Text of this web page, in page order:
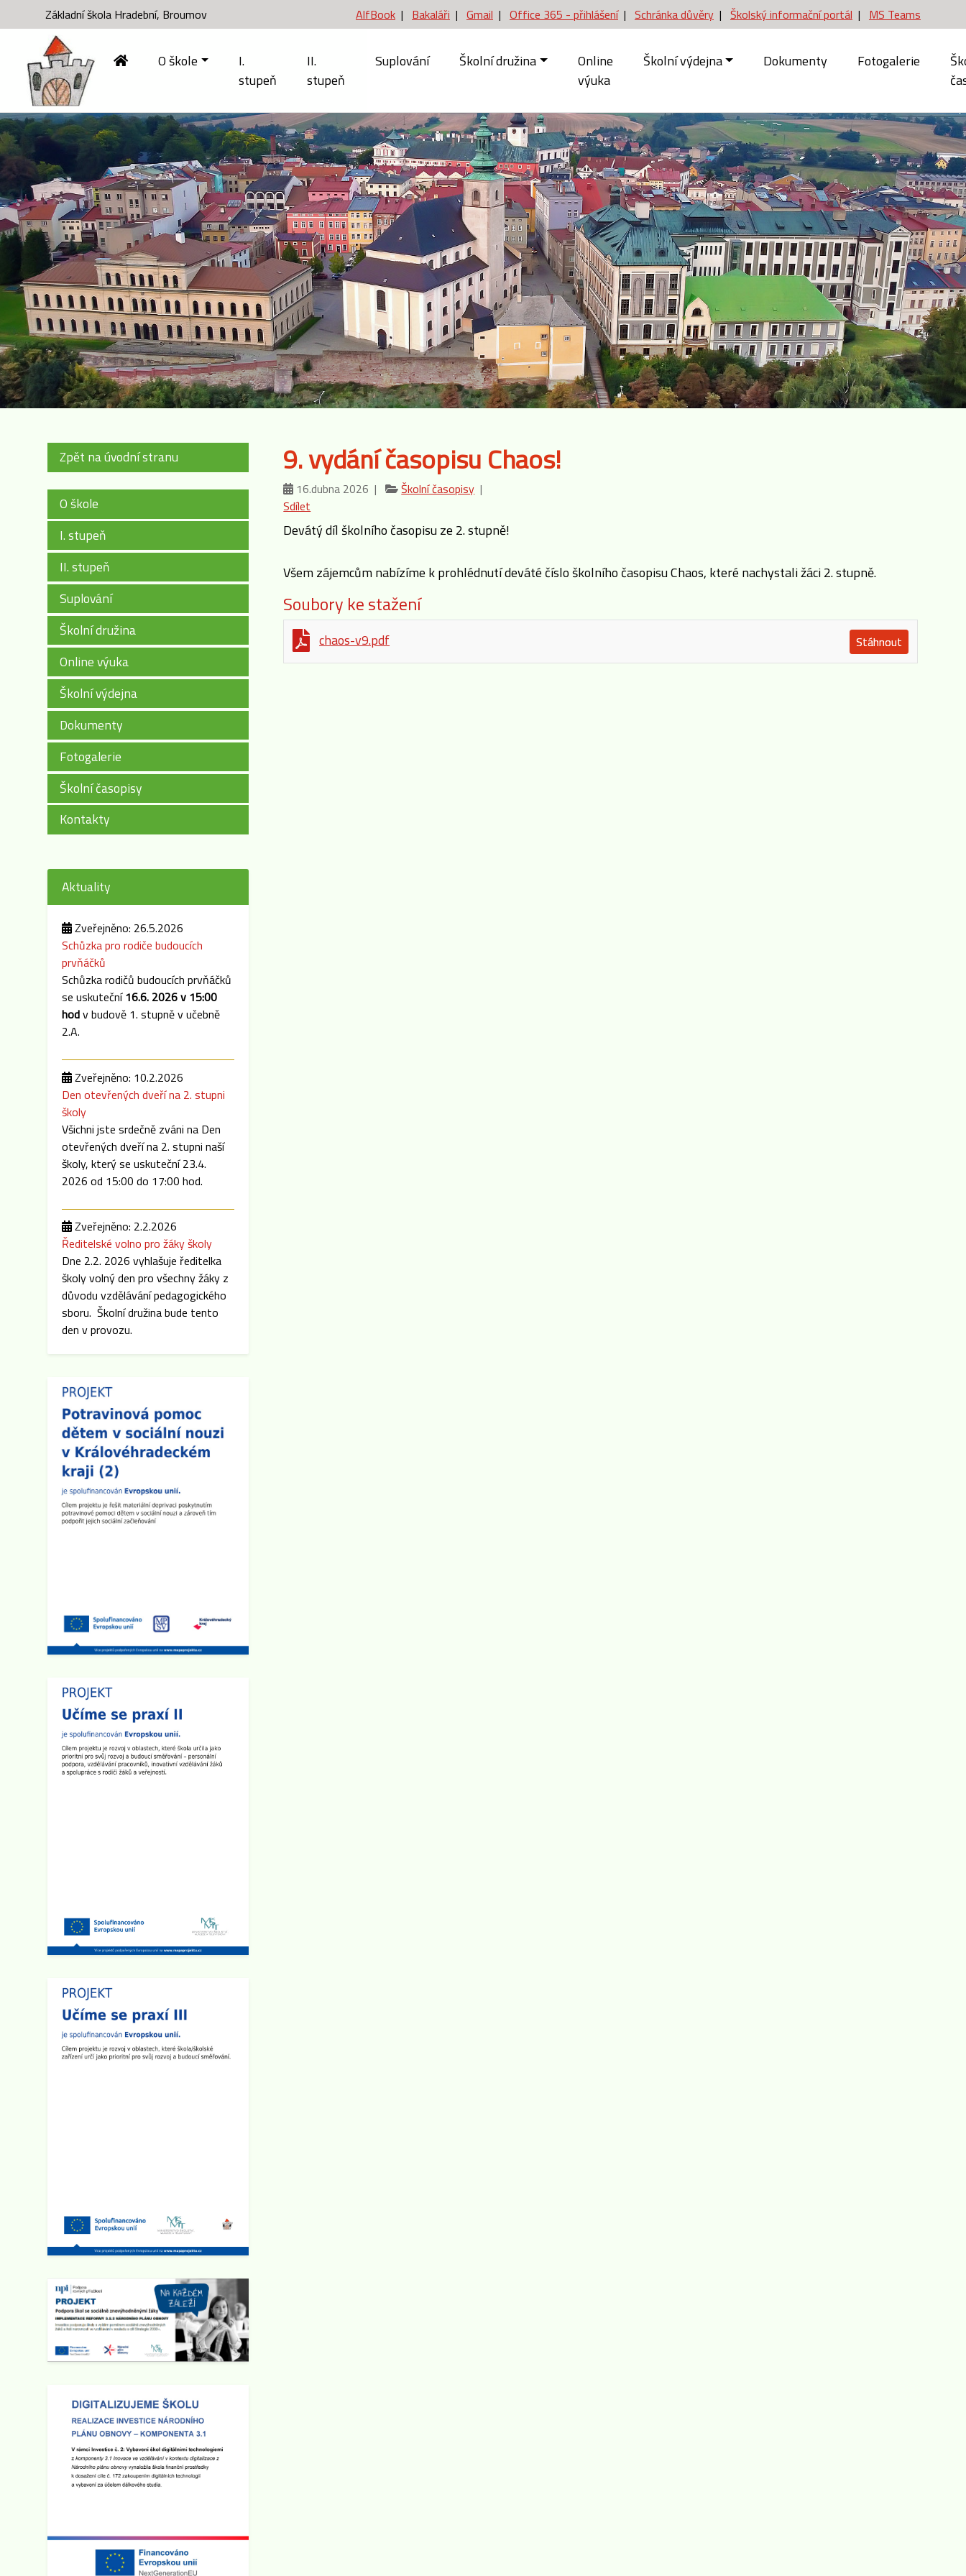
Základní škola Hradební, Broumov AlfBook| Bakaláři | Gmail | Office 365 - přihlášení| Schránka důvěry| Školský informační portál | MS Teams
O škole
I.
stupeň
II.
stupeň
Suplování Školní družina
Online
výuka
Školní výdejna Dokumenty Fotogalerie
9. vydání časopisu Chaos!
16.dubna 2026 | Školní časopisy |
Sdílet
Devátý díl školního časopisu ze 2. stupně!
Všem zájemcům nabízíme k prohlédnutí deváté číslo školního časopisu Chaos, které nachystali žáci 2. stupně.
Soubory ke stažení
chaos-v9.pdf Stáhnout
Zpět na úvodní stranu
O škole
I. stupeň
II. stupeň
Suplování
Školní družina
Online výuka
Školní výdejna
Dokumenty
Fotogalerie
Školní časopisy
Kontakty
Aktuality
Zveřejněno: 26.5.2026
Schůzka pro rodiče budoucích
prvňáčků
Schůzka rodičů budoucích prvňáčků
se uskuteční16.6. 2026 v 15:00
hodv budově 1. stupně v učebně
2.A.
Zveřejněno: 10.2.2026
Den otevřených dveří na 2. stupni
školy
Všichni jste srdečně zváni na Den
otevřených dveří na 2. stupni naší
školy, který se uskuteční 23.4.
2026 od 15:00 do 17:00 hod.
Zveřejněno: 2.2.2026
Ředitelské volno pro žáky školy
Dne 2.2. 2026 vyhlašuje ředitelka
školy volný den pro všechny žáky z
důvodu vzdělávání pedagogického
sboru. Školní družina bude tento
den v provozu.
Konzultační třídní schůzky
Konzultační třídní schůzky
proběhnou v termínu od 11. do
14.11. 2025. Svůj termín si
rezervujte v systému Reservando.
Zveřejněno: 8.9.2025
Třídní schůzky
omlouváme, učitelský sbor se půjde
nejprve představit do prvních a
Zveřejněno: 8.9.2025
Plenární schůze SRPŠ
Dne 15.9. 2025 v 15:30 hod se v
učebně 8.A na 2. stupni školy koná
Plenární schůze SRPŠ.
Zveřejněno: 2.5.2025
Schůzka pro rodiče budoucích
prvňáčků
úterý 3.6. 2025 v 15:30 hod v
učebně 2.B na 1. stupni školy.
Zveřejněno: 14.4.2025
opékáním na školním dvoře. Všichni
jste srdečně zváni!
Zveřejněno: 1.4.2025
Seminář pro rodiče "Jak ochránit
děti před hrozbami internetu?"
Zveme všechny rodiče na seminář,
který se bude konat večtvrtek
Seminář povede Mgr. Martin Kaliba
Ph.D., MBA, Msc. Vstup je zdarma.
Zobrazit vše